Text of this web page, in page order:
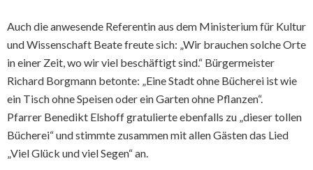
Auch die anwesende Referentin aus dem Ministerium für Kultur
und Wissenschaft Beate freute sich: „Wir brauchen solche Orte
in einer Zeit, wo wir viel beschäftigt sind.“ Bürgermeister
Richard Borgmann betonte: „Eine Stadt ohne Bücherei ist wie
ein Tisch ohne Speisen oder ein Garten ohne Pflanzen“.
Pfarrer Benedikt Elshoff gratulierte ebenfalls zu „dieser tollen
Bücherei“ und stimmte zusammen mit allen Gästen das Lied
„Viel Glück und viel Segen“ an.